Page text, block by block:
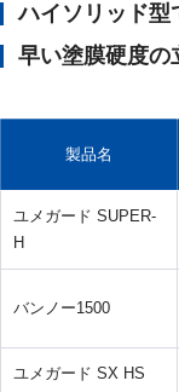
ハイソリッド型
早い塗膜硬度の
製品名
ユメガード SUPER-
H
バンノー1500
ユメガード SX HS